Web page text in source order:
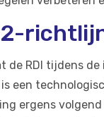
RDI tijdens
een
ergens